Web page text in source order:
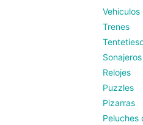
Vehiculos
Trenes
Sonajeros
Relojes
Puzzles
Pizarras
Peluches